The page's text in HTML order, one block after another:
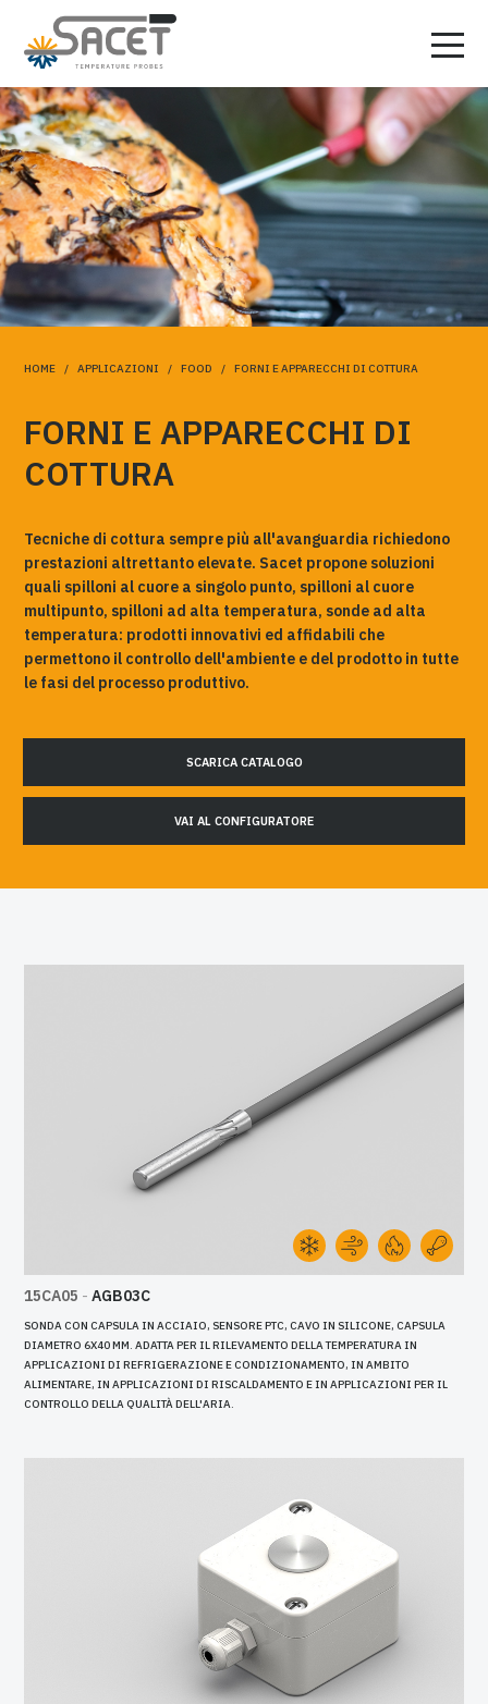
HOME/ APPLICAZIONI / FOOD / FORNI E APPARECCHI DI COTTURA
FORNI E APPARECCHI DI
COTTURA
Tecniche di cottura sempre più all'avanguardia richiedono
prestazioni altrettanto elevate. Sacet propone soluzioni
quali spilloni al cuore a singolo punto, spilloni al cuore
multipunto, spilloni ad alta temperatura, sonde ad alta
temperatura: prodotti innovativi ed affidabili che
permettono il controllo dell'ambiente e del prodotto in tutte
le fasi del processo produttivo.
SCARICA CATALOGO
VAI AL CONFIGURATORE
15CA05 - AGB03C
SONDA CON CAPSULA IN ACCIAIO, SENSORE PTC, CAVO IN SILICONE, CAPSULA
DIAMETRO 6X40 MM. ADATTA PER IL RILEVAMENTO DELLA TEMPERATURA IN
APPLICAZIONI DI REFRIGERAZIONE E CONDIZIONAMENTO, IN AMBITO
ALIMENTARE, IN APPLICAZIONI DI RISCALDAMENTO E IN APPLICAZIONI PER IL
CONTROLLO DELLA QUALITÀ DELL'ARIA.